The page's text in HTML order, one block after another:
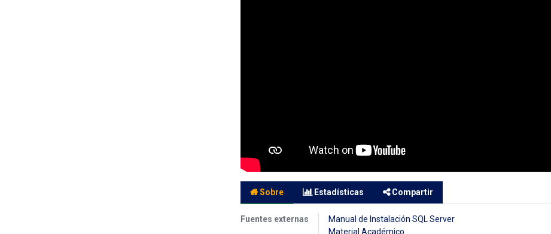
Sobre Estadísticas Compartir
Fuentes externas
Manual de Instalación SQL Server
Material Académico